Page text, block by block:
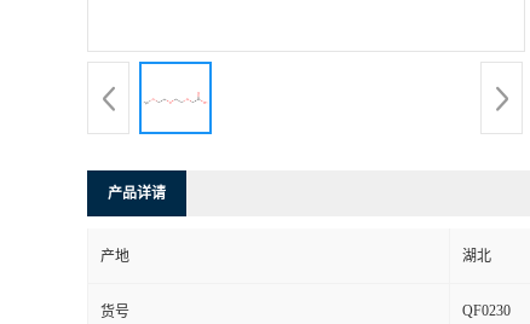
产品详请
产地 湖北
货号 QF0230